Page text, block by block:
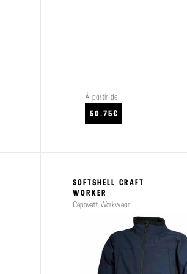
VOIR LE PRODUIT
À partir de
50.75€
SOFTSHELL CRAFT
WORKER
Cepovett Workwear